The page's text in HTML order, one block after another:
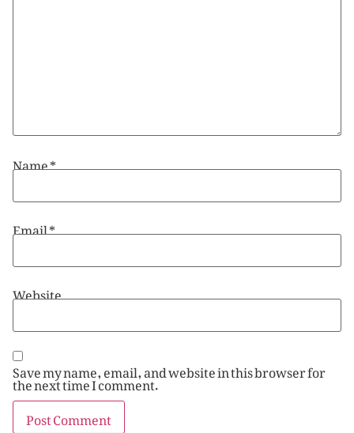
Name*
Email*
Website
Save my name, email, and website in this browser for
the next time I comment.